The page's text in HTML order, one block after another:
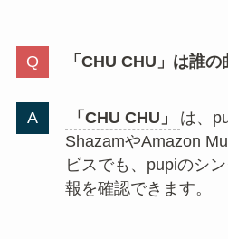
「CHU CHU」は誰の
「CHU CHU」
は、
ShazamやAmazon
ビスでも、pupiのシ
報を確認できます。